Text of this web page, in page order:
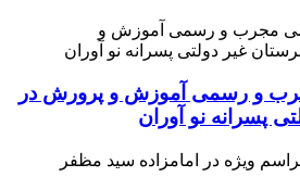
و رسمی آموزش و پرورش در
پسرانه نو آوران